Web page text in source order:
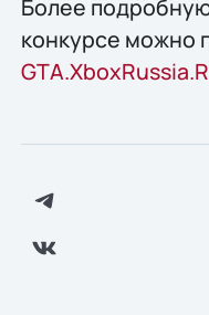
Более
конкурсе можно